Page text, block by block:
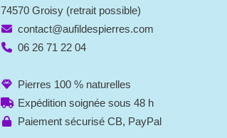
74570 Groisy (retrait possible)
contact@aufildespierres.com
06 26 71 22 04
Pierres 100 % naturelles
Expédition soignée sous 48 h
Paiement sécurisé CB, PayPal